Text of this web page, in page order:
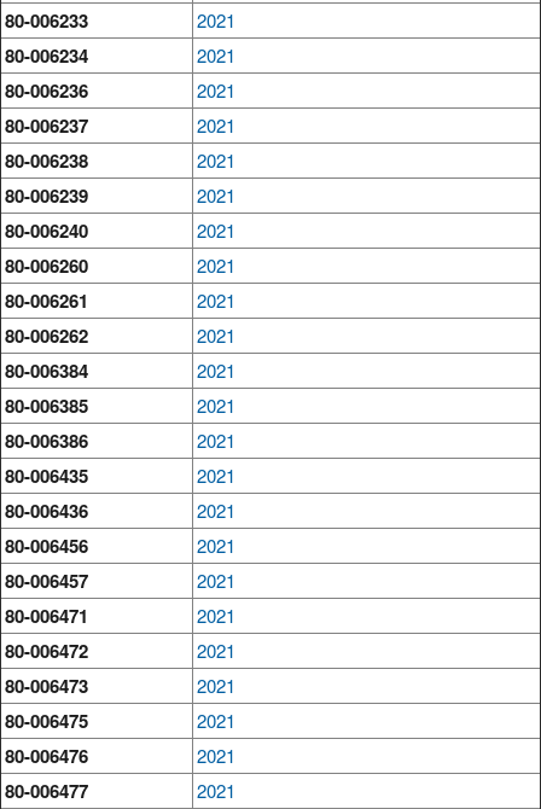
80-006233 2021
80-006234 2021
80-006236 2021
80-006237 2021
80-006238 2021
80-006239 2021
80-006240 2021
80-006260 2021
80-006261 2021
80-006262 2021
80-006384 2021
80-006385 2021
80-006386 2021
80-006435 2021
80-006436 2021
80-006456 2021
80-006457 2021
80-006471 2021
80-006472 2021
80-006473 2021
80-006475 2021
80-006476 2021
80-006477 2021